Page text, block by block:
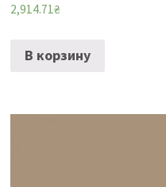
2,914.71 ₴
В корзину